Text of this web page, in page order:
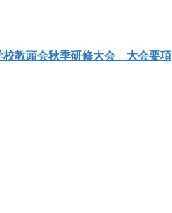
校教頭会秋季研修大会 大会要項